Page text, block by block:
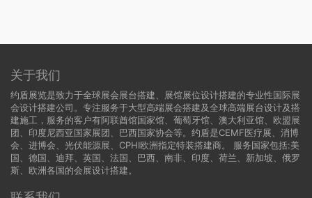
关于我们
约盾展览是致力于全球展会展台搭建、展馆展位设计搭建的专业性国际展
会设计搭建公司。专注服务于大型高端展会搭建及全球高端展台设计及搭
建施工，服务的客户有阿联酋馆国家馆、葡萄牙馆、澳大利亚馆、欧盟展
团、印度尼西亚国家展团、巴西国家协会等。约盾是CEMF医疗展、消博
会、进博会、光伏能源展、CPHI欧洲指定特装搭建商。 服务国家包括:美
国
德国 、迪拜、英国、法国、巴西、南非、印度、荷兰、新加坡、俄罗
斯、欧洲各国的会展设计搭建。